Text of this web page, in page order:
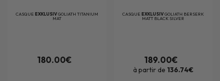
CASQUE EXKLUSIVGOLIATH TITANIUM
MAT
180.00€
CASQUEEXKLUSIVGOLIATH BERSERK
MATT BLACK SILVER
189.00€
à partir de 136.74€